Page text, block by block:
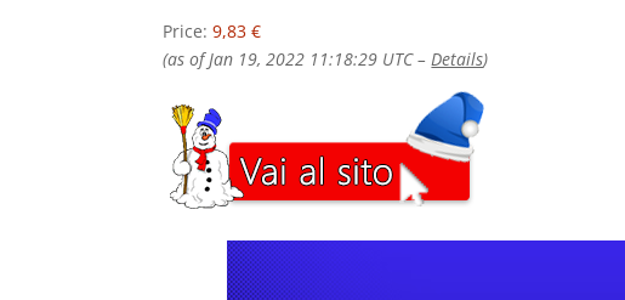
Price:9,83 €
(as of Jan 19, 2022 11:18:29 UTC –Details)